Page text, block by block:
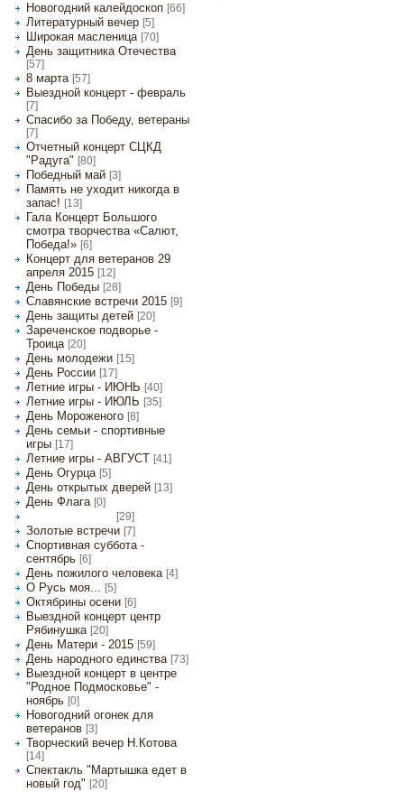
Новогодний калейдоскоп [66]
Литературный вечер [5]
Широкая масленица [70]
День защитника Отечества
[57]
8 марта [57]
Выездной концерт - февраль
[7]
Спасибо за Победу, ветераны
[7]
Отчетный концерт СЦКД
"Радуга" [80]
Победный май [3]
Память не уходит никогда в
запас! [13]
Гала Концерт Большого
смотра творчества «Салют,
Победа!» [6]
Концерт для ветеранов 29
апреля 2015 [12]
День Победы [28]
Славянские встречи 2015 [9]
День защиты детей [20]
Зареченское подворье -
Троица [20]
День молодежи [15]
День России [17]
Летние игры - ИЮНЬ [40]
Летние игры - ИЮЛЬ [35]
День Мороженого [8]
День семьи - спортивные
игры [17]
Летние игры - АВГУСТ [41]
День Огурца [5]
День открытых дверей [13]
День Флага [0]
[29]
Золотые встречи [7]
Спортивная суббота -
сентябрь [6]
День пожилого человека [4]
О Русь моя... [5]
Октябрины осени [6]
Выездной концерт центр
Рябинушка [20]
День Матери - 2015 [59]
День народного единства [73]
Выездной концерт в центре
"Родное Подмосковье" -
ноябрь [0]
Новогодний огонек для
ветеранов [3]
Творческий вечер Н.Котова
[14]
Спектакль "Мартышка едет в
новый год" [20]